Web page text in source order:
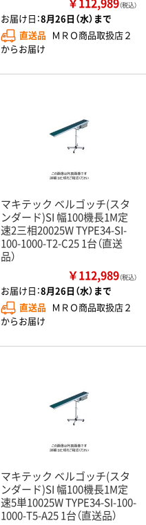
（税込）
お届け日：8月26日（水）まで
直送品 ＭＲＯ商品取扱店２
からお届け
マキテック ベルゴッチ(スタ
ンダード)SI 幅100機長1M定
速2三相20025W TYPE34-SI-
100-1000-T2-C25 1台（直送
品）
￥112,989（税込）
お届け日：8月26日（水）まで
直送品 ＭＲＯ商品取扱店２
からお届け
マキテック ベルゴッチ(スタ
ンダード)SI 幅100機長1M定
速5単10025W TYPE34-SI-100-
1000-T5-A25 1台（直送品）